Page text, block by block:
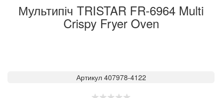
Мультипіч TRISTAR FR-6964 Multi
Crispy Fryer Oven
Артикул 407978-4122